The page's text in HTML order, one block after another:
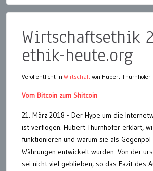
Wirtschaftsethik
ethik-heute.org
Veröffentlicht in Wirtschaft von Hubert Thurnhofer
Vom Bitcoin zum Shitcoin
21. März 2018 - Der Hype um die
ist verflogen. Hubert Thurnhofer erklärt,
funktionieren und warum sie als Gegenpol
Währungen entwickelt wurden. Von der
sei nicht viel geblieben, so das Fazit des